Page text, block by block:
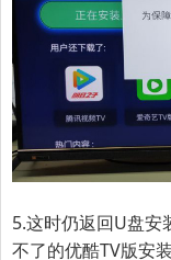
5.这时仍返回U盘安
不了的优酷TV版安